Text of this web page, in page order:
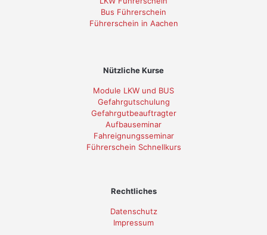
Bus Führerschein
Führerschein in Aachen
Nützliche Kurse
Module LKW und BUS
Gefahrgutschulung
Gefahrgutbeauftragter
Aufbauseminar
Fahreignungsseminar
Führerschein Schnellkurs
Rechtliches
Datenschutz
Impressum